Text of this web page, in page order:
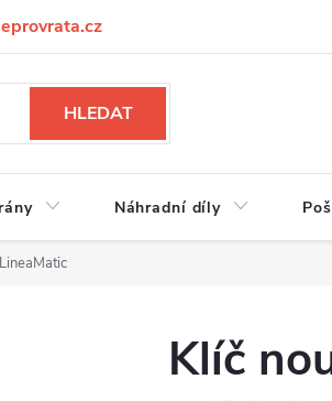
Novinky
HLEDAT
Náhradní díly
Klíč